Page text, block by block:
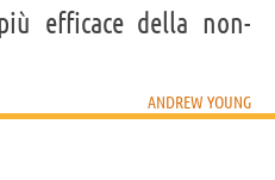
efficace della non-
ANDREW YOUNG